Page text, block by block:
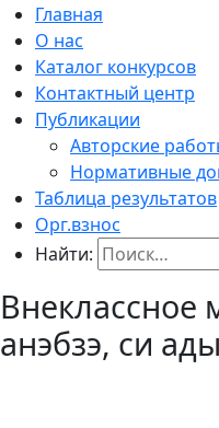
Главная
О нас
Каталог конкурсов
Контактный центр
Публикации
Авторские
Нормативные
Таблица результатов
Орг.взнос
Найти:
Внеклассное
анэбзэ, си